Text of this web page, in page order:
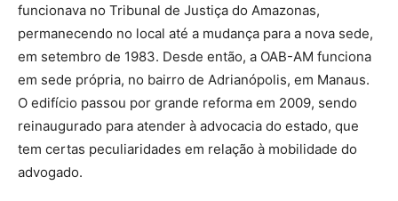
funcionava no Tribunal de Justiça do Amazonas,
permanecendo no local até a mudança para a nova sede,
em setembro de 1983. Desde então, a OAB-AM funciona
em sede própria, no bairro de Adrianópolis, em Manaus.
O edifício passou por grande reforma em 2009, sendo
reinaugurado para atender à advocacia do estado, que
tem certas peculiaridades em relação à mobilidade do
advogado.